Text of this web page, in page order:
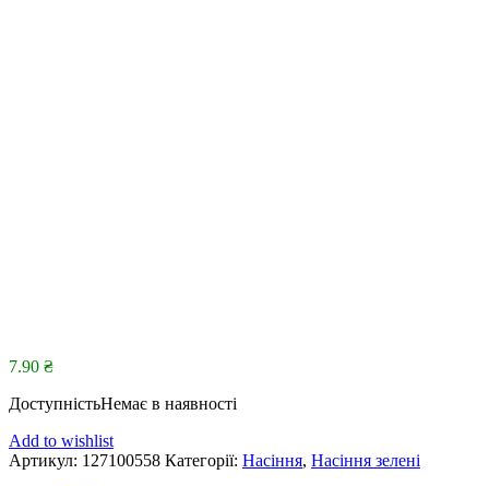
7.90 ₴
ДоступністьНемає в наявності
Add to wishlist
Артикул: 127100558 Категорії: Насіння, Насіння зелені